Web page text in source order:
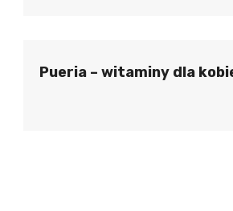
Pueria – witaminy dla